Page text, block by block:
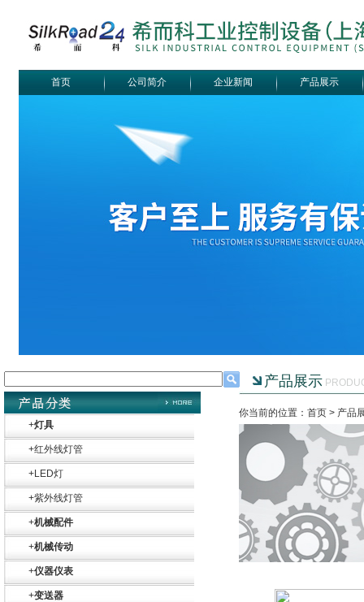
首页 公司简介 企业新闻 产品展示
+灯具
+红外线灯管
+LED灯
+紫外线灯管
+机械配件
+机械传动
+仪器仪表
+变送器
产品展示
你当前的位置：首页 > 产品